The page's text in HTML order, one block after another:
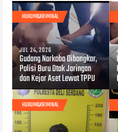
HUKUM&KRIMINAL
JUL 24, 2026
Gudang Narkoba Dibongkar,
Polisi Buru Otak Jaringan
dan Kejar Aset Lewat TPPU
HUKUM&KRIMINAL